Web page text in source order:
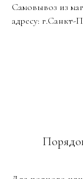
Самовывоз из
адресу: г.Санкт-